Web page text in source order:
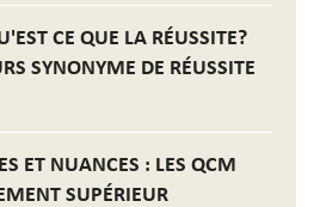
CE QUE LA RÉUSSITE?
SYNONYME DE RÉUSSITE
ET NUANCES : LES QCM
SUPÉRIEUR